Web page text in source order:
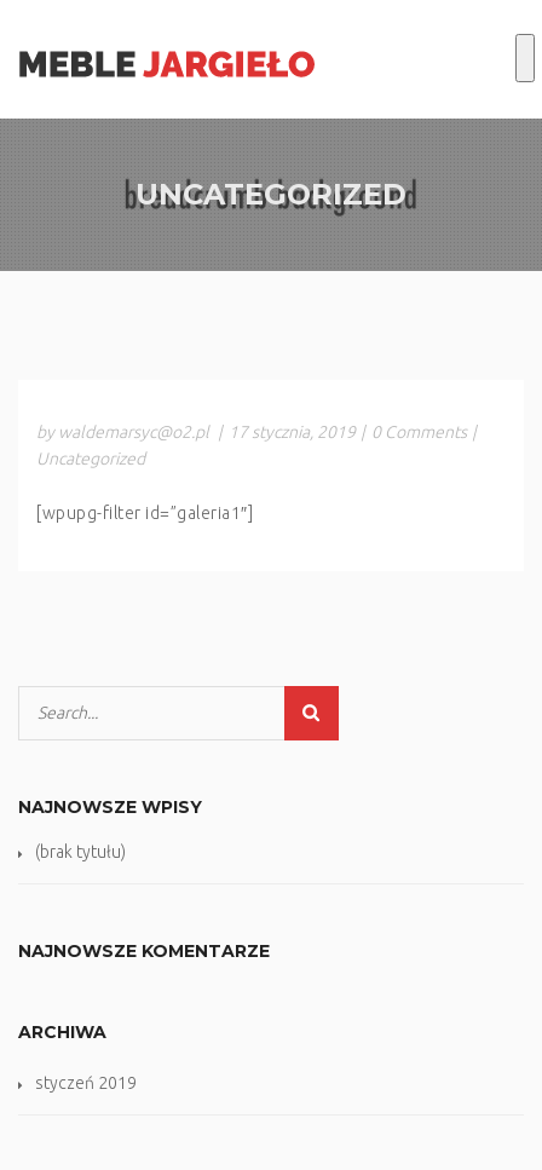
UNCATEGORIZED
by waldemarsyc@o2.pl | 17 stycznia, 2019 | 0 Comments |
Uncategorized
[wpupg-filter id=”galeria1″]
NAJNOWSZE WPISY
(brak tytułu)
NAJNOWSZE KOMENTARZE
ARCHIWA
styczeń 2019